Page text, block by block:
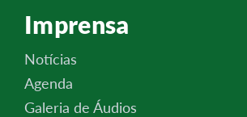
Imprensa
Notícias
Agenda
Galeria de Áudios